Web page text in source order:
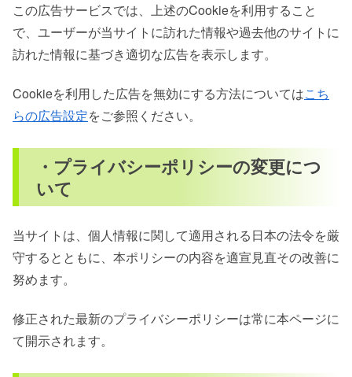
この広告サービスでは、上述のCookieを利用すること
で、ユーザーが当サイトに訪れた情報や過去他のサイトに
訪れた情報に基づき適切な広告を表示します。
Cookieを利用した広告を無効にする方法についてはこち
らの広告設定をご参照ください。
・プライバシーポリシーの変更につ
いて
当サイトは、個人情報に関して適用される日本の法令を厳
守するとともに、本ポリシーの内容を適宣見直その改善に
努めます。
修正された最新のプライバシーポリシーは常に本ページに
て開示されます。